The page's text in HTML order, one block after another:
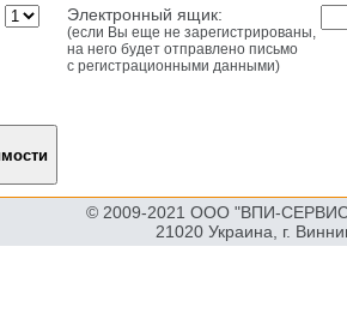
Электронный ящик:
(если Вы еще не зарегистрированы,
на него будет отправлено письмо
с регистрационными данными)
© 2009-2021 ООО "ВПИ-
21020 Украина, г.